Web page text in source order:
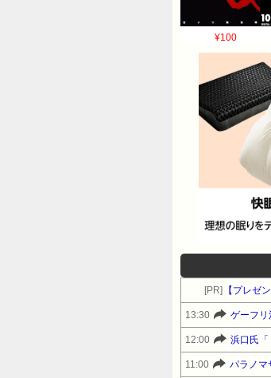
¥100
[PR] 【プレゼ
13:30 ゲーフリ
12:00 浜口氏「
11:00 パラノマ